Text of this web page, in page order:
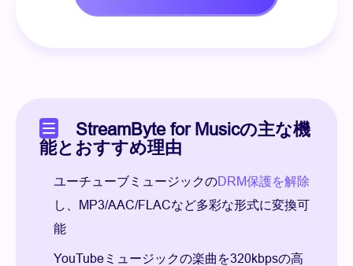
StreamByte for Musicの主な機
能とおすすめ理由
ユーチューブミュージックのDRM保護を解除
し、MP3/AAC/FLACなど多彩な形式に変換可
能
YouTubeミュージックの楽曲を320kbpsの高